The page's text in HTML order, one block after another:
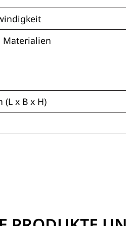
Materialien
(L x B x H)